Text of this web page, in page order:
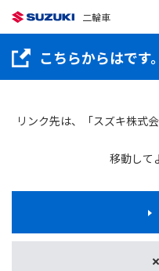
二輪車
こちらからはです。
リンク先は、「スズキ株式
移動して